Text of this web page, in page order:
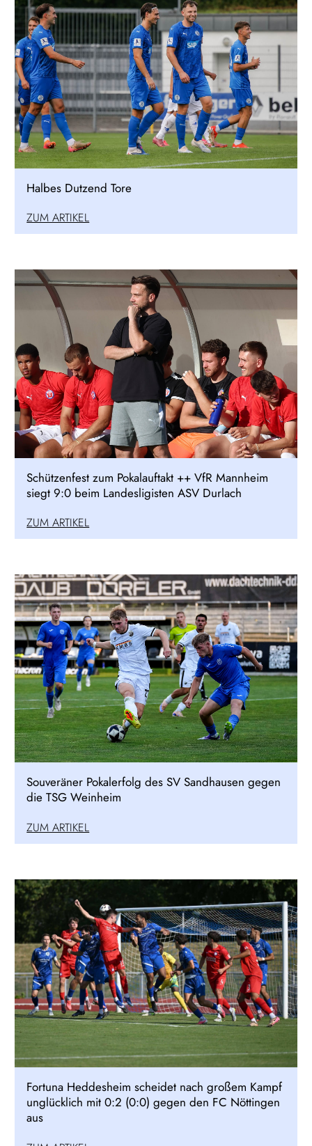
Halbes Dutzend Tore
ZUM ARTIKEL
Schützenfest zum Pokalauftakt ++ VfR Mannheim
siegt 9:0 beim Landesligisten ASV Durlach
ZUM ARTIKEL
Souveräner Pokalerfolg des SV Sandhausen gegen
die TSG Weinheim
ZUM ARTIKEL
Fortuna Heddesheim scheidet nach großem Kampf
unglücklich mit 0:2 (0:0) gegen den FC Nöttingen
aus